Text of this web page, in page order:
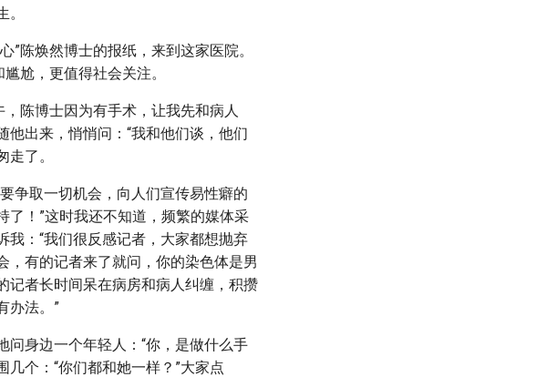
”陈焕然博士的报纸，来到这家医院。
尬，更值得社会关注。
陈博士因为有手术，让我先和病人
出来，悄悄问：“我和他们谈，他们
了。
争取一切机会，向人们宣传易性癖的
！”这时我还不知道，频繁的媒体采
：“我们很反感记者，大家都想抛弃
，有的记者来了就问，你的染色体是男
记者长时间呆在病房和病人纠缠，积攒
办法。”
身边一个年轻人：“你，是做什么手
几个：“你们都和她一样？”大家点